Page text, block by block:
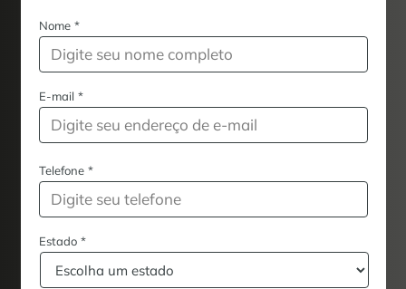
Nome *
E-mail *
Telefone *
Estado *